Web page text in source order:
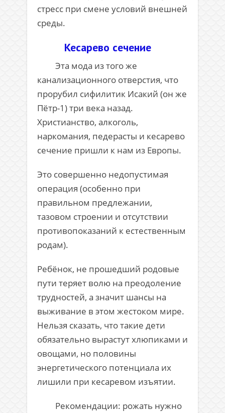
стресс при смене условий внешней
среды.
Кесарево сечение
Эта мода из того же
канализационного отверстия, что
прорубил сифилитик Исакий (он же
Пётр-1) три века назад.
Христианство, алкоголь,
наркомания, педерасты и кесарево
сечение пришли к нам из Европы.
Это совершенно недопустимая
операция (особенно при
правильном предлежании,
тазовом строении и отсутствии
противопоказаний к естественным
родам).
Ребёнок, не прошедший родовые
пути теряет волю на преодоление
трудностей, а значит шансы на
выживание в этом жестоком мире.
Нельзя сказать, что такие дети
обязательно вырастут хлюпиками и
овощами, но половины
энергетического потенциала их
лишили при кесаревом изъятии.
Рекомендации: рожать нужно